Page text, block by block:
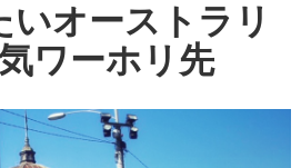
いオーストラリ
ワーホリ先